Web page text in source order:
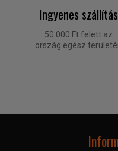
Ingyenes szállítás
50.000 Ft felett az
ország egész